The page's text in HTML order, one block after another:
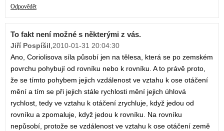
Odpovědět
To fakt není možné s některými z vás.
Jiří Pospíšil,2010-01-31 20:04:30
Ano, Coriolisova síla působí jen na tělesa, která se po zemském
povrchu pohybují od rovníku nebo k rovníku. A to právě proto,
že se tímto pohybem jejich vzdálenost ve vztahu k ose otáčení
mění a tím se při jejich stále rychlosti mění jejich úhlová
rychlost, tedy ve vztahu k otáčení zrychluje, když jedou od
rovníku a zpomaluje, když jedou k rovníku. Na rovníku
nepůsobí, protože se vzdálenost ve vztahu k ose otáčení země